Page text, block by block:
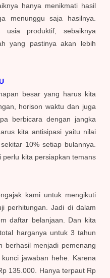
hanya menikmati hasil
menunggu saja hasilnya.
produktif, sebaiknya
yang pastinya akan lebih
besar yang harus kita
horison waktu dan juga
berbicara dengan jangka
kita antisipasi yaitu nilai
10% setiap bulannya.
perlu kita persiapkan temans
kami untuk mengikuti
perhitungan. Jadi di dalam
daftar belanjaan. Dan kita
harganya untuk 3 tahun
berhasil menjadi pemenang
jawaban hehe. Karena
135.000. Hanya terpaut Rp